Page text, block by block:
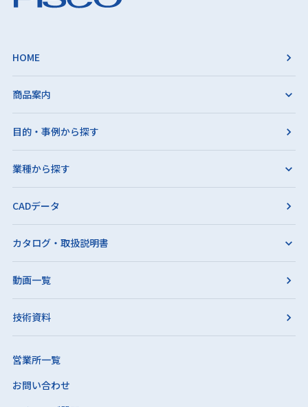
HOME
商品案内
目的・事例から探す
業種から探す
CADデータ
カタログ・取扱説明書
動画一覧
技術資料
営業所一覧
お問い合わせ